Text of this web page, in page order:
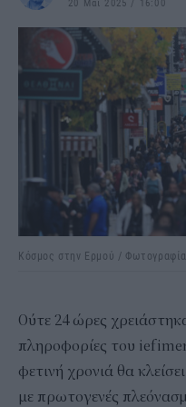
Κόσμος στην Ερμού /
Ούτε 24 ώρες
πληροφορίες του
φετινή χρονιά θα
με πρωτογενές